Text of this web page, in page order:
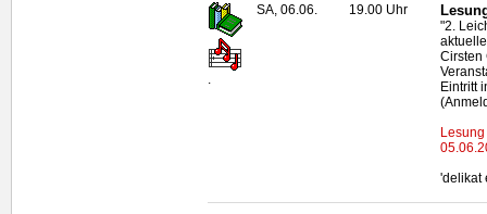
.
SA, 06.06. 19.00 Uhr
"2.
Cirsten
Eintritt
'delikat